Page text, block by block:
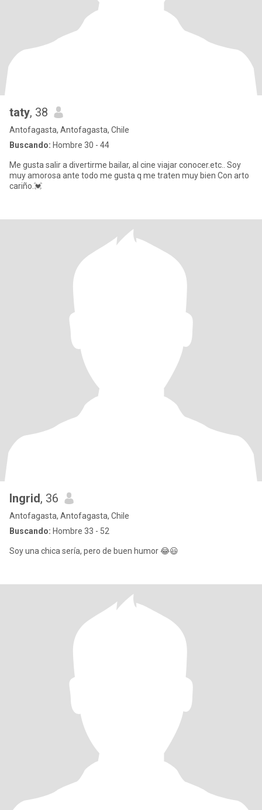
taty, 38
Antofagasta, Antofagasta, Chile
Buscando: Hombre 30 - 44
Me gusta salir a divertirme bailar, al cine viajar conocer.etc.. Soy
muy amorosa ante todo me gusta q me traten muy bien Con arto
cariño.💓
Ingrid, 36
Antofagasta, Antofagasta, Chile
Buscando: Hombre 33 - 52
Soy una chica sería, pero de buen humor 😂😃